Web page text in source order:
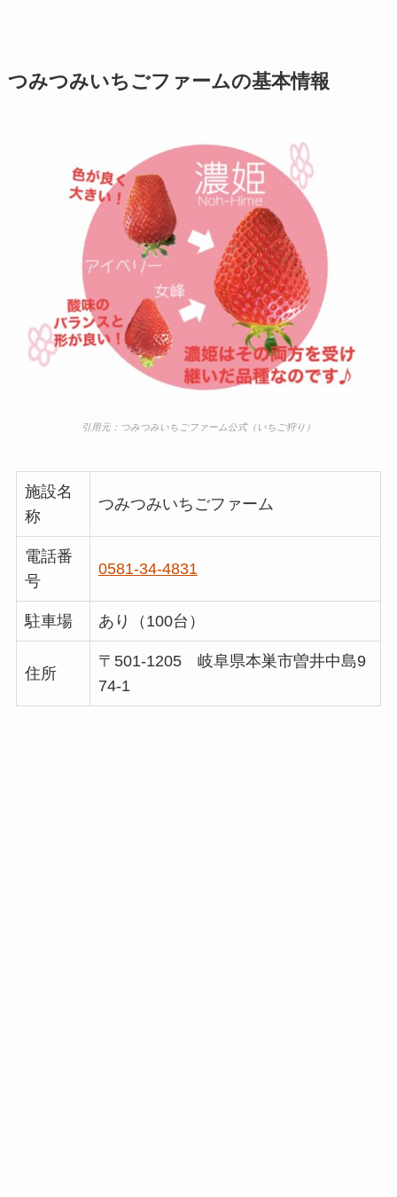
つみつみいちごファームの基本情報
引用元：つみつみいちごファーム公式（いちご狩り）
施設名
称
つみつみいちごファーム
電話番
号
0581-34-4831
駐車場 あり（100台）
住所
〒501-1205 岐阜県本巣市曽井中島9
74-1